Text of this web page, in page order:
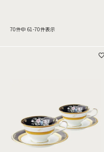
70件中 61 -70件表示